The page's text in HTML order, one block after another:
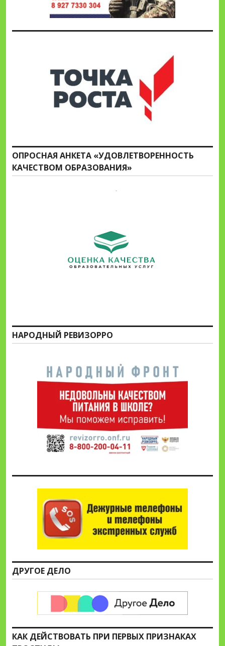
ОПРОСНАЯ АНКЕТА «УДОВЛЕТВОРЕННОСТЬ
КАЧЕСТВОМ ОБРАЗОВАНИЯ»
НАРОДНЫЙ РЕВИЗОРРО
ДРУГОЕ ДЕЛО
КАК ДЕЙСТВОВАТЬ ПРИ ПЕРВЫХ ПРИЗНАКАХ